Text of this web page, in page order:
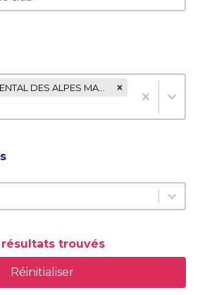
DES ALPES MARITIMES DE KARATE
résultats trouvés
Réinitialiser